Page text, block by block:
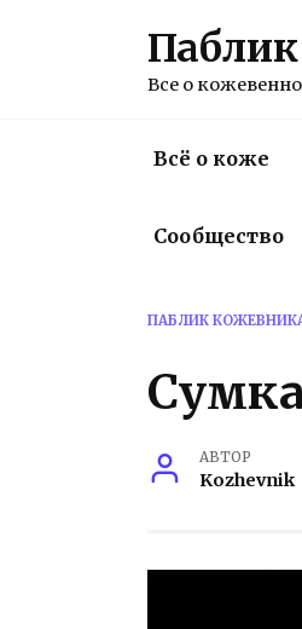
Все о
Всё о коже
Сообщество
ПАБЛИК
АВТОР
Kozhevnik